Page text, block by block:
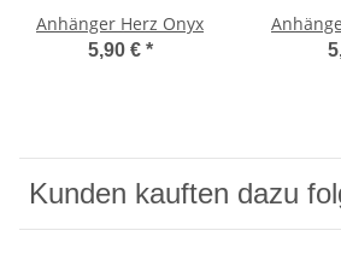
Anhänger Herz Onyx
5,90 € *
Kunden kauften dazu